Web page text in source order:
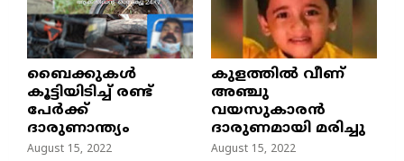
ബൈക്കുകൾ
കൂട്ടിയിടിച്ച് രണ്ട്
പേർക്ക്
ദാരുണാന്ത്യം
August 15, 2022
കുളത്തില്‍ വീണ്
അഞ്ചു
വയസുകാരന്‍
ദാരുണമായി മരിച്ചു
August 15, 2022